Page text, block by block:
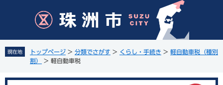
先
頭
す
を
飛
し
現在地 トップページ > 分類でさがす > くらし・手続き > 軽自動車税（種別
割）
> 軽自動車税